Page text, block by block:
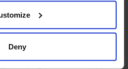
Deny